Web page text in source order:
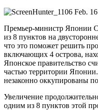
Премьер-министр Японии
из 8 пунктов на
что это поможет решить
включающих 4 острова,
Японское правительство
частью территории
незаконно оккупированы
Увеличение
одним из 8 пунктов этой